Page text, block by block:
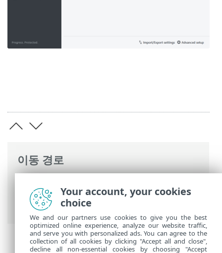
이동 경로
명령과 함께 ESET Mail Security>설정> 웹
및 이메일
Your account, your cookies
choice
We and our partners use cookies to give you the best
optimized online experience, analyze our website traffic,
and serve you with personalized ads. You can agree to the
collection of all cookies by clicking "Accept all and close",
decline all non-essential cookies by choosing "Accept